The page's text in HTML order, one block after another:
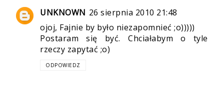
UNKNOWN 26 sierpnia 2010 21:48
ojoj, Fajnie by było niezapomnieć ;o)))))
Postaram się być. Chciałabym o tyle
rzeczy zapytać ;o)
ODPOWIEDZ